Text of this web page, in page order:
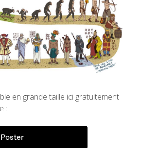
en grande taille ici gratuitement
: